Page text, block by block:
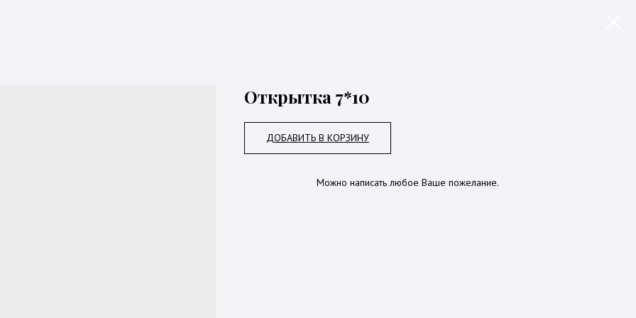
Открытка 7*10
ДОБАВИТЬ В КОРЗИНУ
Можно написать любое Ваше пожелание.